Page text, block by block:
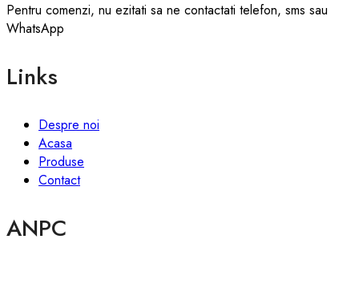
Pentru comenzi, nu ezitati sa ne contactati telefon, sms sau
WhatsApp
Links
Despre noi
Acasa
Produse
Contact
ANPC